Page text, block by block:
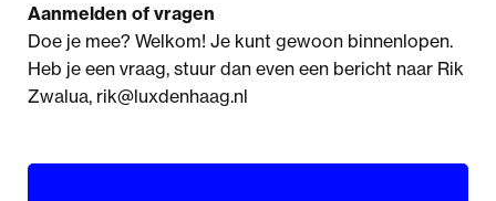
Aanmelden of vragen
Doe je mee? Welkom! Je kunt gewoon binnenlopen.
Heb je een vraag, stuur dan even een bericht naar Rik
Zwalua, rik@luxdenhaag.nl